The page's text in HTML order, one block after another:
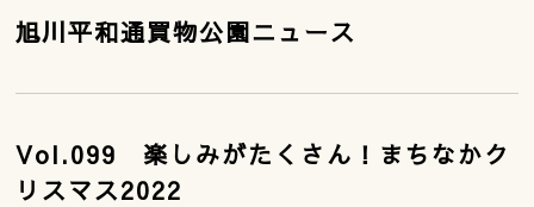
旭川平和通買物公園ニュース
Vol.099 楽しみがたくさん！まちなかク
リスマス2022